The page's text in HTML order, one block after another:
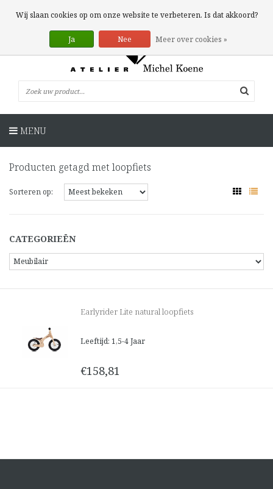
0 Artikelen
MENU
Producten getagd met loopfiets
Sorteren op:
CATEGORIEËN
Earlyrider Lite natural loopfiets
Leeftijd: 1,5-4 Jaar
€158,81
Wij slaan cookies op om onze website te verbeteren. Is dat akkoord?
Ja Nee Meer over cookies »